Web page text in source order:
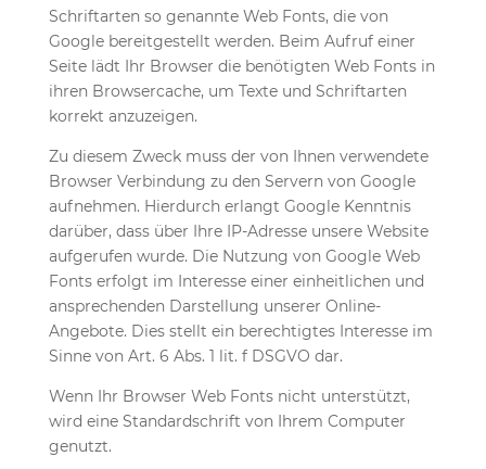
Schriftarten so genannte Web Fonts, die von
Google bereitgestellt werden. Beim Aufruf einer
Seite lädt Ihr Browser die benötigten Web Fonts in
ihren Browsercache, um Texte und Schriftarten
korrekt anzuzeigen.
Zu diesem Zweck muss der von Ihnen verwendete
Browser Verbindung zu den Servern von Google
aufnehmen. Hierdurch erlangt Google Kenntnis
darüber, dass über Ihre IP-Adresse unsere Website
aufgerufen wurde. Die Nutzung von Google Web
Fonts erfolgt im Interesse einer einheitlichen und
ansprechenden Darstellung unserer Online-
Angebote. Dies stellt ein berechtigtes Interesse im
Sinne von Art. 6 Abs. 1 lit. f DSGVO dar.
Wenn Ihr Browser Web Fonts nicht unterstützt,
wird eine Standardschrift von Ihrem Computer
genutzt.